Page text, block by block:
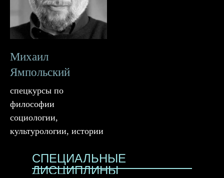
Михаил
Ямпольский
спецкурсы по
философии
социологии,
культурологии, истории
СПЕЦИАЛЬНЫЕ
ДИСЦИПЛИНЫ